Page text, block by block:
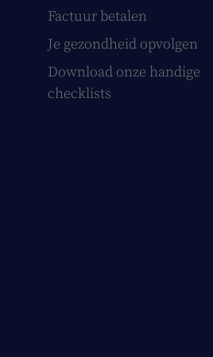
Factuur betalen
Je gezondheid opvolgen
Download onze handige
checklists